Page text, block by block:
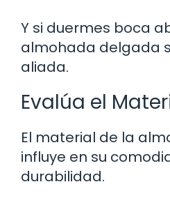
Y si duermes boca
almohada delgada
aliada.
Evalúa el
El material de la
influye en su
durabilidad.